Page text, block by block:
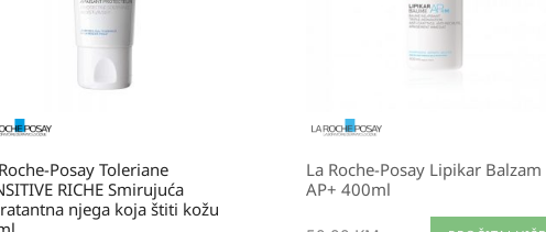
Posay Toleriane
RICHE Smirujuća
njega koja štiti kožu
La Roche-Posay Lipikar Balzam
AP+ 400ml